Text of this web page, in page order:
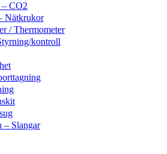
CO2
Nätkrukor
/ Thermometer
kontroll
– Slangar